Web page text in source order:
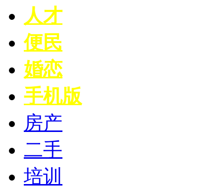
人才
便民
婚恋
手机版
房产
二手
培训